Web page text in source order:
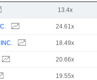
13.4x
24.61x
18.49x
20.66x
19.55x